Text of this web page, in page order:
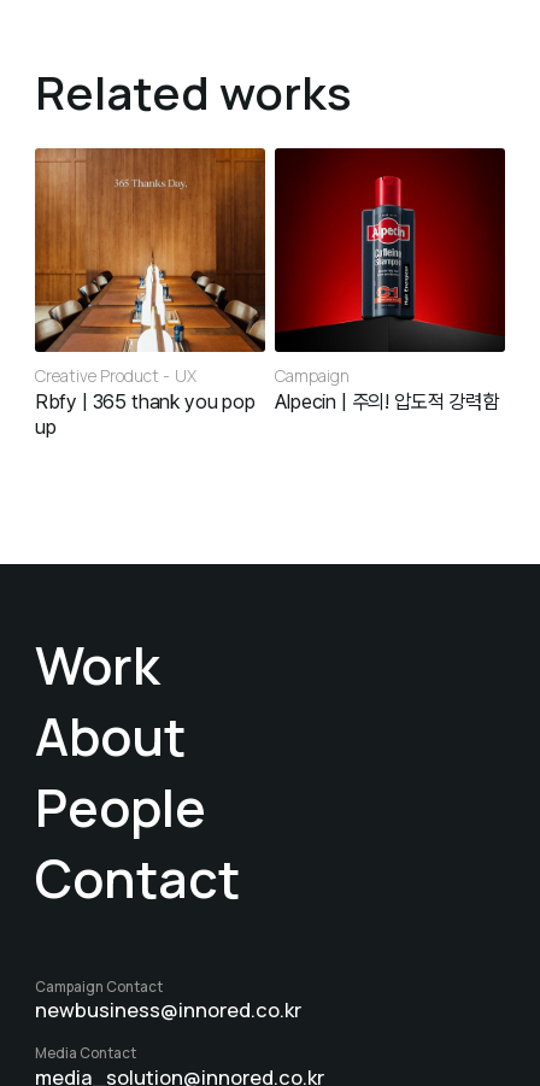
Related works
Creative Product UX
Rbfy | 365 thank you pop
up
Campaign
Alpecin | 주의! 압도적 강력함
Work
About
People
Contact
Campaign Contact
newbusiness@innored.co.kr
Media Contact
media_solution@innored.co.kr